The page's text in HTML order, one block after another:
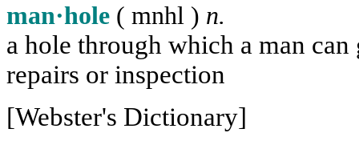
man·hole ( mnhl ) n.
a hole through which a man
repairs or inspection
[Webster's Dictionary]